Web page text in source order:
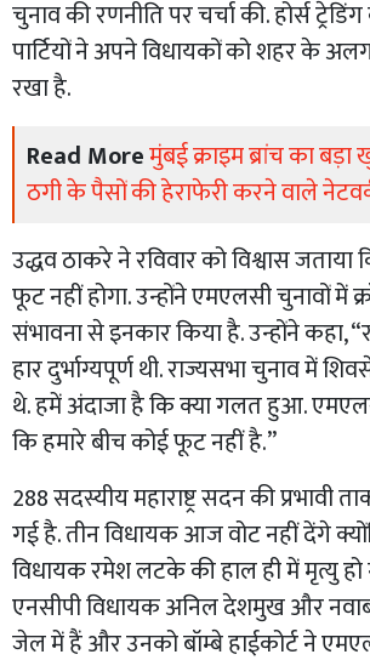
चुनाव की रणनीति पर चर्चा की. होर्स
पार्टियों ने अपने विधायकों को शहर के
रखा है.
Read Moreमुंबई क्राइम ब्रांच का
ठगी के पैसों की हेराफेरी करने वाले
उद्धव ठाकरे ने रविवार को विश्वास
फूट नहीं होगा. उन्होंने एमएलसी चुनावों में
संभावना से इनकार किया है. उन्होंने कहा,
हार दुर्भाग्यपूर्ण थी. राज्यसभा चुनाव में
थे. हमें अंदाजा है कि क्या गलत हुआ.
कि हमारे बीच कोई फूट नहीं है.”
288 सदस्यीय महाराष्ट्र सदन की प्रभावी
गई है. तीन विधायक आज वोट नहीं देंगे
विधायक रमेश लटके की हाल ही में मृत्यु
एनसीपी विधायक अनिल देशमुख और
जेल में हैं और उनको बॉम्बे हाईकोर्ट ने